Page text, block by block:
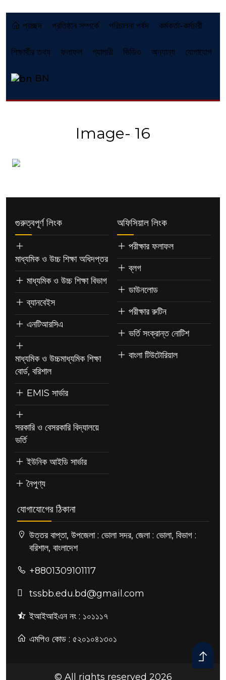
প্রচ্ছদ প্রতিষ্ঠান সম্পর্কে পরিচালনা পর্ষদ কর্মকর্তা-কর্মচারী
শিক্ষার্থীর তথ্য ফলাফল গ্যালারী ভিডিও অন্যান্য যোগাযোগ
BN
Image- 16
গুরুত্বপূর্ণ লিংক
মাধ্যমিক ও উচ্চ শিক্ষা অধিদপ্তর
মাধ্যমিক ও উচ্চ শিক্ষা বিভাগ
ব্যানবেইস
এনটিআরসিএ
মাধ্যমিক ও উচ্চমাধ্যমিক শিক্ষা
বোর্ড, বরিশাল
EMIS সার্ভার
সরকারি ও বেসরকারি বিদ্যালয়ে
ভর্তি
ইউনিক আইডি সার্ভার
নৈপুণ্য
অফিসিয়াল লিংক
পরীক্ষার ফলাফল
ব্লগ
ডাউনলোড
পরীক্ষার রুটিন
ভর্তি সংক্রান্ত নোটিশ
বাংলা টিউটোরিয়াল
যোগাযোগের ঠিকানা
উত্তর বাপ্তা, উপজেলা : ভোলা সদর, জেলা : ভোলা, বিভাগ :
বরিশাল, বাংলাদেশ
+8801309101117
tssbb.edu.bd@gmail.com
ইআইআইএন নং : ১০১১১৭
এমপিও কোড : ৫২০১০৪১৩০১
© All rights reserved 2026